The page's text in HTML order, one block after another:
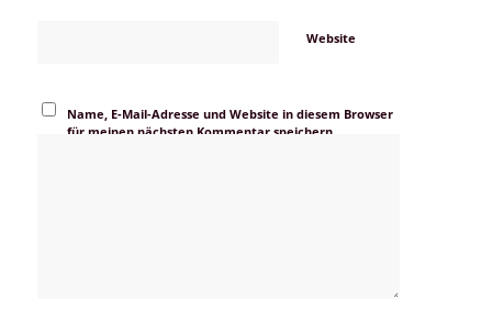
Website
Name, E-Mail-Adresse und Website in diesem Browser
für meinen nächsten Kommentar speichern.